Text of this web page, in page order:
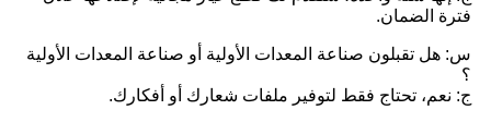
فترة الضمان.
س: هل تقبلون صناعة المعدات الأولية أو صناعة المعدات الأولية
؟
ج: نعم، تحتاج فقط لتوفير ملفات شعارك أو أفكارك.